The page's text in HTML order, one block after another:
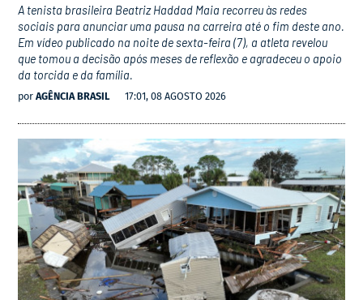
A tenista brasileira Beatriz Haddad Maia recorreu às redes
sociais para anunciar uma pausa na carreira até o fim deste ano.
Em vídeo publicado na noite de sexta-feira (7), a atleta revelou
que tomou a decisão após meses de reflexão e agradeceu o apoio
da torcida e da família.
por AGÊNCIA BRASIL 17:01, 08 AGOSTO 2026